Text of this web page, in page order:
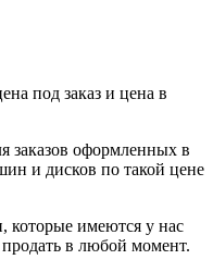
под заказ и цена в
заказов оформленных в
и дисков по такой цене
которые имеются у нас
в любой момент.